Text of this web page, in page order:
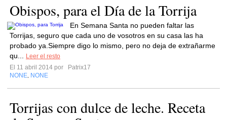
Obispos, para el Día de la Torrija
En Semana Santa no pueden faltar las
Torrijas, seguro que cada uno de vosotros en su casa las ha
probado ya.Siempre digo lo mismo, pero no deja de extrañarme
qu...
Leer el resto
El 11 abril 2014 por
Patrix17
NONE NONE
Torrijas con dulce de leche. Receta